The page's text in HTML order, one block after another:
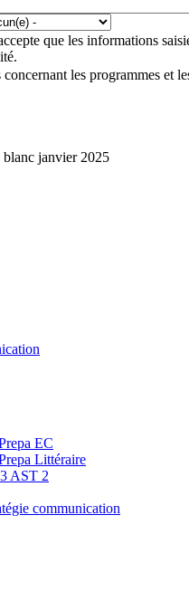
que les informations
les programmes et
janvier 2025
EC
Littéraire
AST 2
communication